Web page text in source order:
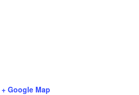
+ Google Map